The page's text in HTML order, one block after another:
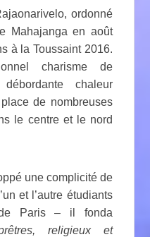
ordonné
Mahajanga en août
à la Toussaint 2016.
charisme de
chaleur
de nombreuses
le centre et le nord
une complicité de
et l’autre étudiants
de Paris – il fonda
religieux et